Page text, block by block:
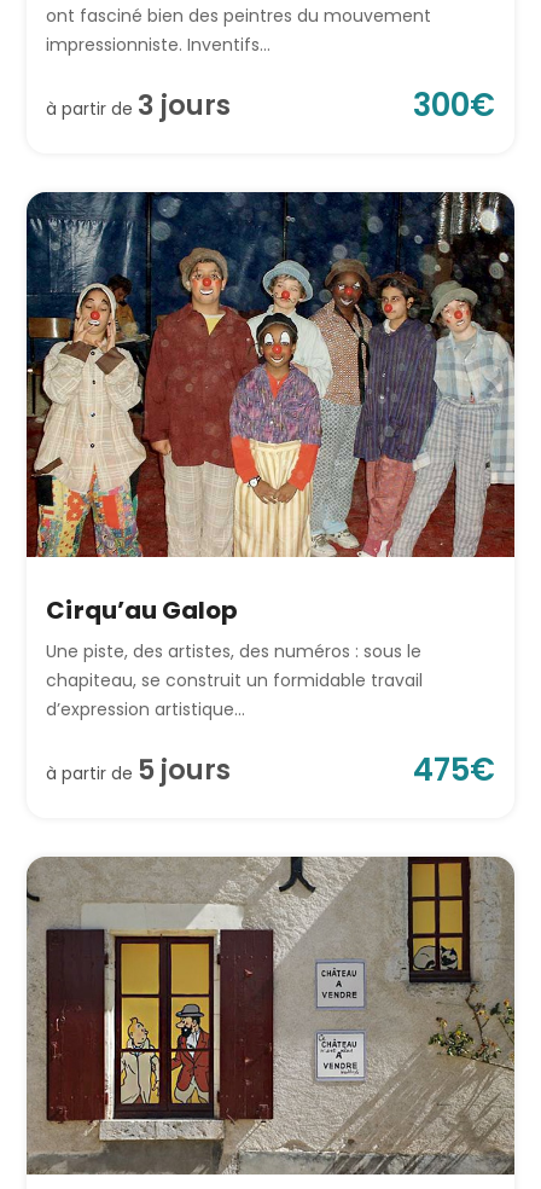
ont fasciné bien des peintres du mouvement
impressionniste. Inventifs...
à partir de 3 jours 300€
Cirqu’au Galop
Une piste, des artistes, des numéros : sous le
chapiteau, se construit un formidable travail
d’expression artistique...
à partir de 5jours 475€